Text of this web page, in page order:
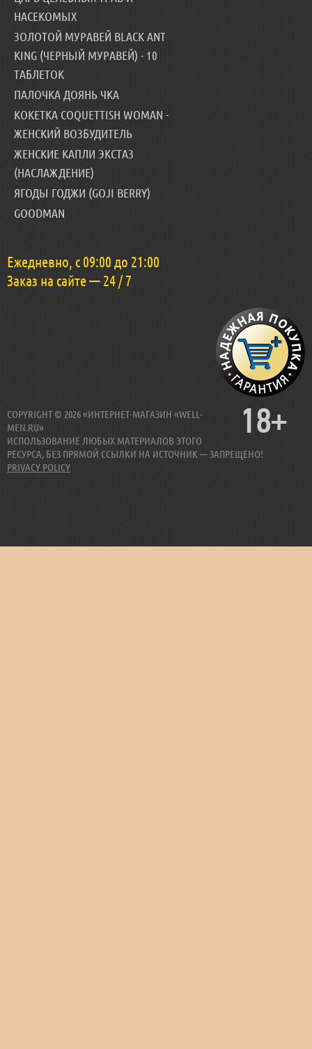
НАСЕКОМЫХ
ЗОЛОТОЙ МУРАВЕЙ BLACK ANT
KING (ЧЕРНЫЙ МУРАВЕЙ) - 10
ТАБЛЕТОК
ПАЛОЧКА ДОЯНЬ ЧКА
КОКЕТКА COQUETTISH WOMAN -
ЖЕНСКИЙ ВОЗБУДИТЕЛЬ
ЖЕНСКИЕ КАПЛИ ЭКСТАЗ
(НАСЛАЖДЕНИЕ)
ЯГОДЫ ГОДЖИ (GOJI BERRY)
GOODMAN
Ежедневно, с 09:00 до 21:00
Заказ на сайте — 24 / 7
18+
COPYRIGHT © 2026 «ИНТЕРНЕТ-МАГАЗИН «WELL-
MEN.RU»
ИСПОЛЬЗОВАНИЕ ЛЮБЫХ МАТЕРИАЛОВ ЭТОГО
РЕСУРСА, БЕЗ ПРЯМОЙ ССЫЛКИ НА ИСТОЧНИК — ЗАПРЕЩЕНО!
PRIVACY POLICY